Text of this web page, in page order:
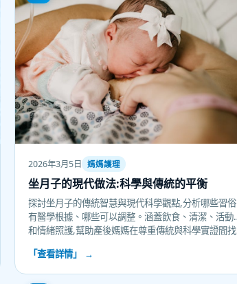
2026年3月5日 媽媽護理
坐月子的現代做法:科學與傳統的平衡
探討坐月子的傳統智慧與現代科學觀點,分析哪些習俗
有醫學根據、哪些可以調整。涵蓋飲食、清潔、活動
和情緒照護,幫助產後媽媽在尊重傳統與科學實證間找
「查看詳情」 →